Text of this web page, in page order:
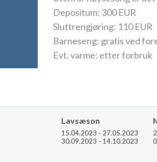
Depositum: 300 EUR
Sluttrengjøring: 110 EUR
Barneseng: gratis ved
Evt. varme: etter forbruk
Lavsæson
15.04.2023 - 27.05.2023
30.09.2023 - 14.10.2023